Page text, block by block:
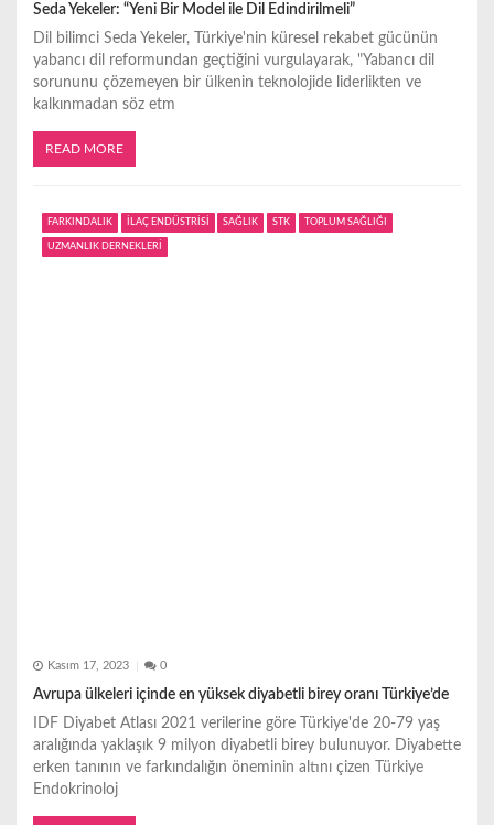
Seda Yekeler: “Yeni Bir Model ile Dil Edindirilmeli”
Dil bilimci Seda Yekeler, Türkiye'nin küresel rekabet gücünün
yabancı dil reformundan geçtiğini vurgulayarak, "Yabancı dil
sorununu çözemeyen bir ülkenin teknolojide liderlikten ve
kalkınmadan söz etm
READ MORE
FARKINDALIK İLAÇ ENDÜSTRİSİ SAĞLIK STK TOPLUM SAĞLIĞI
UZMANLIK DERNEKLERİ
Kasım 17, 2023 0
Avrupa ülkeleri içinde en yüksek diyabetli birey oranı Türkiye’de
IDF Diyabet Atlası 2021 verilerine göre Türkiye'de 20-79 yaş
aralığında yaklaşık 9 milyon diyabetli birey bulunuyor. Diyabette
erken tanının ve farkındalığın öneminin altını çizen Türkiye
Endokrinoloj